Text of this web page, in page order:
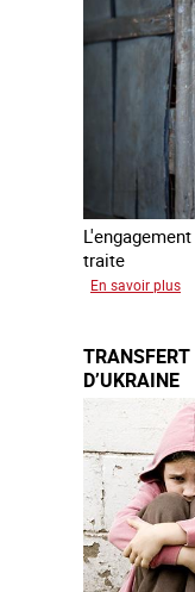
traite
En savoir plus
TRANSFERT
D’UKRAINE